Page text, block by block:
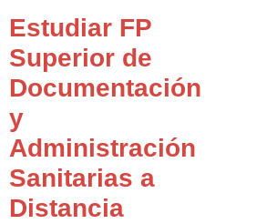
Estudiar FP
Superior de
Documentación
y
Administración
Sanitarias a
Distancia